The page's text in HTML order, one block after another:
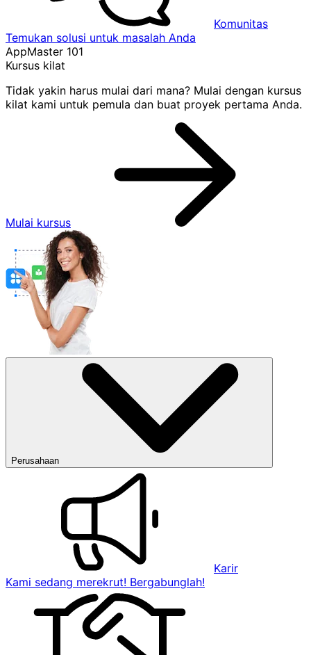
Komunitas
Temukan solusi untuk masalah Anda
AppMaster 101
Kursus kilat
Tidak yakin harus mulai dari mana? Mulai dengan kursus
kilat kami untuk pemula dan buat proyek pertama Anda.
Mulai kursus
Perusahaan
Karir
Kami sedang merekrut! Bergabunglah!